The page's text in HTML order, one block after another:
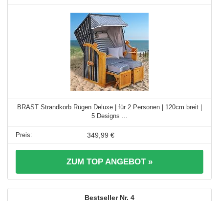
BRAST Strandkorb Rügen Deluxe | für 2 Personen | 120cm breit |
5 Designs ...
349,99 €
ZUM TOP ANGEBOT »
4